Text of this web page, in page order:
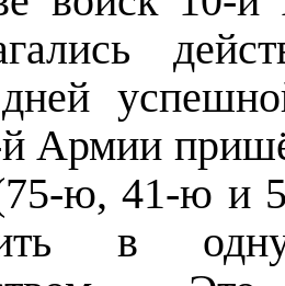
Армии
ю, 41-ю и
в